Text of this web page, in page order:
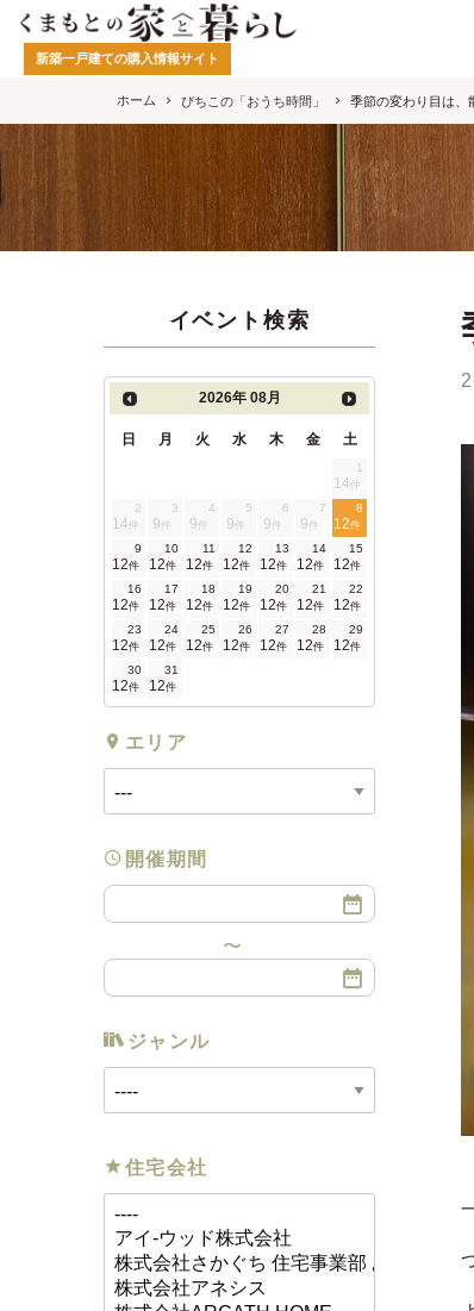
新築一戸建ての購入情報サイト
ホーム ぴちこの「おうち時間」 季節の変わり目は
イベント検索
2026年 08月
日 月 火 水 木 金 土
1
14件
2
14件
3
9件
4
9件
5
9件
6
9件
7
9件
8
12件
9
12件
10
12件
11
12件
12
12件
13
12件
14
12件
15
12件
16
12件
17
12件
18
12件
19
12件
20
12件
21
12件
22
12件
23
12件
24
12件
25
12件
26
12件
27
12件
28
12件
29
12件
30
12件
31
12件
エリア
開催期間
ジャンル
住宅会社